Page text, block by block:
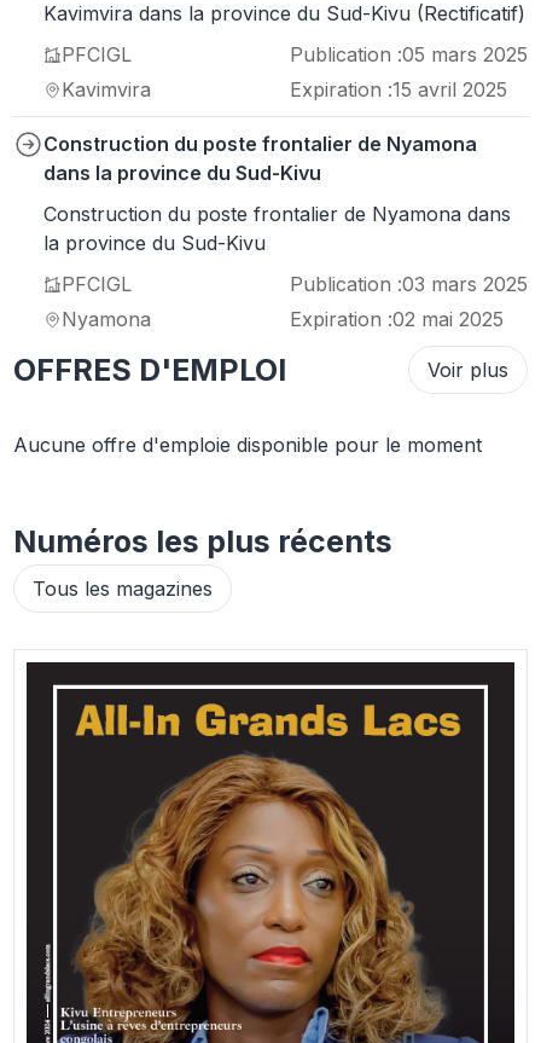
Kavimvira dans la province du Sud-Kivu (Rectificatif)
PFCIGL
Kavimvira
Publication :05 mars 2025
Expiration :15 avril 2025
Construction du poste frontalier de Nyamona
dans la province du Sud-Kivu
Construction du poste frontalier de Nyamona dans
la province du Sud-Kivu
PFCIGL
Nyamona
Publication :03 mars 2025
Expiration :02 mai 2025
OFFRES D'EMPLOI Voir plus
Aucune offre d'emploie disponible pour le moment
Numéros les plus récents
Tous les magazines